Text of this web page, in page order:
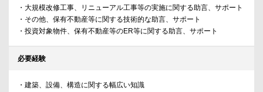
・大規模改修工事、リニューアル工事等の実施に関する助言、サポート
・その他、保有不動産等に関する技術的な助言、サポート
・投資対象物件、保有不動産等のER等に関する助言、サポート
必要経験
・建築、設備、構造に関する幅広い知識